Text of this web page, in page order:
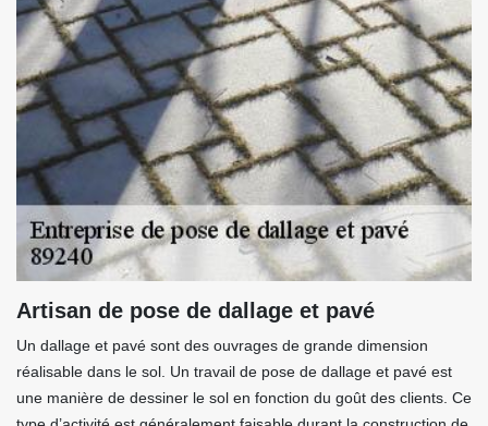
Artisan de pose de dallage et pavé
Un dallage et pavé sont des ouvrages de grande dimension
réalisable dans le sol. Un travail de pose de dallage et pavé est
une manière de dessiner le sol en fonction du goût des clients. Ce